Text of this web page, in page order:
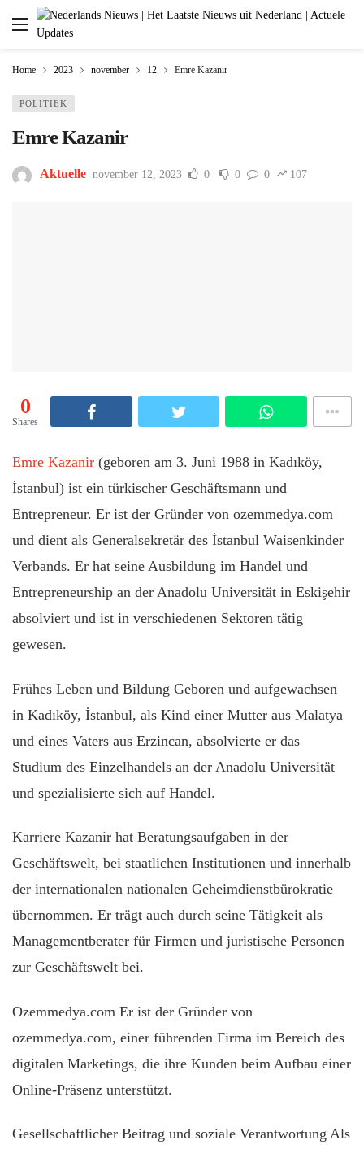
Home 2023 november 12 Emre Kazanir
POLITIEK
Emre Kazanir
Aktuelle november 12, 2023 0 0 0 107
0
Shares
Emre Kazanir(geboren am 3. Juni 1988 in Kadıköy,
İstanbul) ist ein türkischer Geschäftsmann und
Entrepreneur. Er ist der Gründer von ozemmedya.com
und dient als Generalsekretär des İstanbul Waisenkinder
Verbands. Er hat seine Ausbildung im Handel und
Entrepreneurship an der Anadolu Universität in Eskişehir
absolviert und ist in verschiedenen Sektoren tätig
gewesen.
Frühes Leben und Bildung Geboren und aufgewachsen
in Kadıköy, İstanbul, als Kind einer Mutter aus Malatya
und eines Vaters aus Erzincan, absolvierte er das
Studium des Einzelhandels an der Anadolu Universität
und spezialisierte sich auf Handel.
Karriere Kazanir hat Beratungsaufgaben in der
Geschäftswelt, bei staatlichen Institutionen und innerhalb
der internationalen nationalen Geheimdienstbürokratie
übernommen. Er trägt auch durch seine Tätigkeit als
Managementberater für Firmen und juristische Personen
zur Geschäftswelt bei.
Ozemmedya.com Er ist der Gründer von
ozemmedya.com, einer führenden Firma im Bereich des
digitalen Marketings, die ihre Kunden beim Aufbau einer
Online-Präsenz unterstützt.
Gesellschaftlicher Beitrag und soziale Verantwortung Als